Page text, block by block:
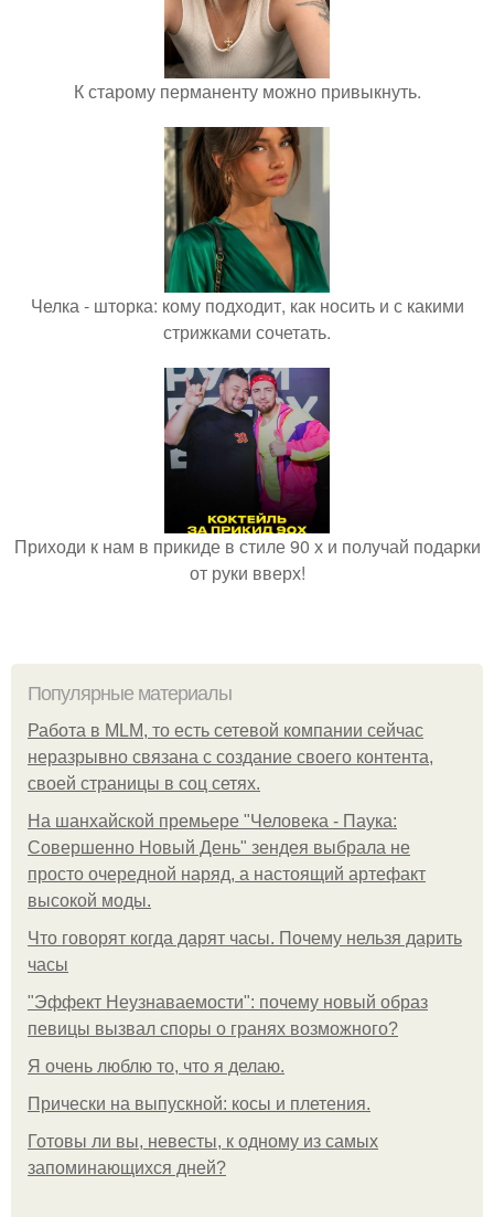
К старому перманенту можно привыкнуть.
Челка - шторка: кому подходит, как носить и с какими
стрижками сочетать.
Приходи к нам в прикиде в стиле 90 х и получай подарки
от руки вверх!
Популярные материалы
Работа в MLM, то есть сетевой компании сейчас
неразрывно связана с создание своего контента,
своей страницы в соц сетях.
На шанхайской премьере "Человека - Паука:
Совершенно Новый День" зендея выбрала не
просто очередной наряд, а настоящий артефакт
высокой моды.
Что говорят когда дарят часы. Почему нельзя дарить
часы
"Эффект Неузнаваемости": почему новый образ
певицы вызвал споры о гранях возможного?
Я очень люблю то, что я делаю.
Прически на выпускной: косы и плетения.
Готовы ли вы, невесты, к одному из самых
запоминающихся дней?